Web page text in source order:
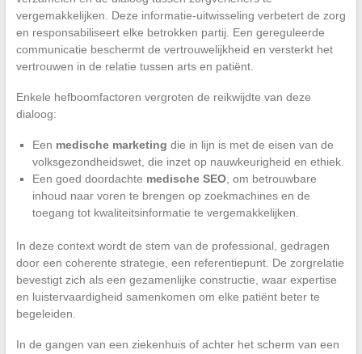
vergemakkelijken. Deze informatie-uitwisseling verbetert de zorg
en responsabiliseert elke betrokken partij. Een gereguleerde
communicatie beschermt de vertrouwelijkheid en versterkt het
vertrouwen in de relatie tussen arts en patiënt.
Enkele hefboomfactoren vergroten de reikwijdte van deze
dialoog:
Een medische marketing die in lijn is met de eisen van de
volksgezondheidswet, die inzet op nauwkeurigheid en ethiek.
Een goed doordachte medische SEO, om betrouwbare
inhoud naar voren te brengen op zoekmachines en de
toegang tot kwaliteitsinformatie te vergemakkelijken.
In deze context wordt de stem van de professional, gedragen
door een coherente strategie, een referentiepunt. De zorgrelatie
bevestigt zich als een gezamenlijke constructie, waar expertise
en luistervaardigheid samenkomen om elke patiënt beter te
begeleiden.
In de gangen van een ziekenhuis of achter het scherm van een